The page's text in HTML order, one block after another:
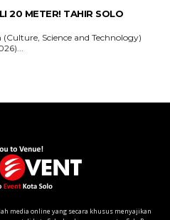
media online yang secara khusus menyajikan